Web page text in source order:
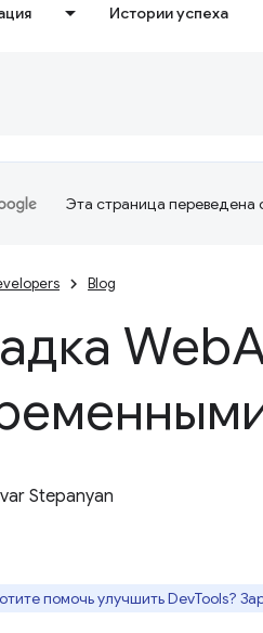
Истории успеха
Эта страница переведена
Blog
Web
Stepanyan
помочь улучшить DevTools?